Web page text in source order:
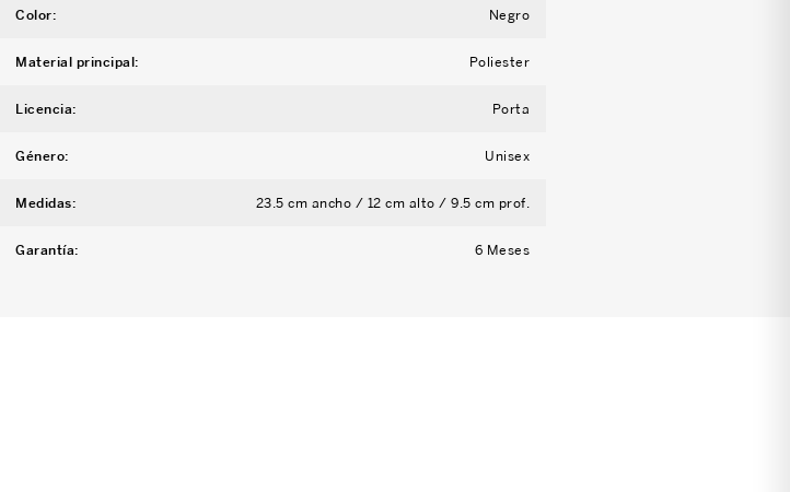
Color: Negro
Material principal: Poliester
Licencia: Porta
Género: Unisex
Medidas: 23.5 cm ancho / 12 cm alto / 9.5 cm prof.
Garantía: 6 Meses